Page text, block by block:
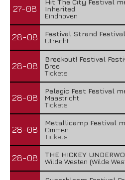
27-08
Hit The City Festival
Inherited
Eindhoven
28-08
Festival Strand
Utrecht
28-08
Breekout! Festival
Bree
Tickets
28-08
Pelagic Fest Festival
Maastricht
Tickets
28-08
Metallicamp Festival
Ommen
Tickets
28-08
THE HICKEY
Wilde Westen (Wilde